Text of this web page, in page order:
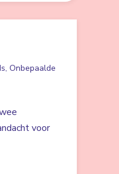
Onbepaalde
voor